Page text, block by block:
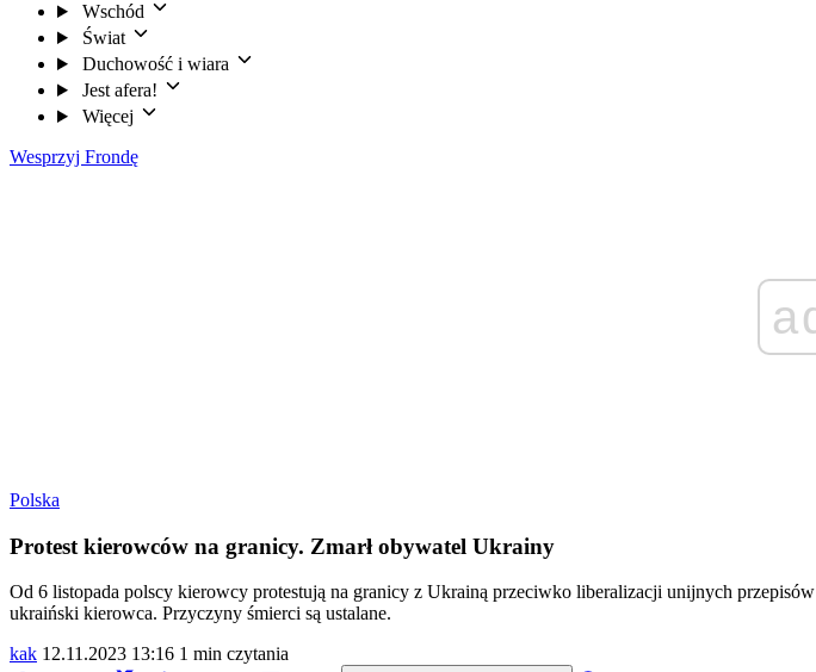
Wschód
Świat
Duchowość i wiara
Jest afera!
Więcej
Wesprzyj Frondę
Polska
Protest kierowców na granicy. Zmarł obywatel Ukrainy
Od 6 listopada polscy kierowcy protestują na granicy z Ukrainą przeciwko liberalizacji unijnych
ukraiński kierowca. Przyczyny śmierci są ustalane.
kak 12.11.2023 13:16 1 min czytania